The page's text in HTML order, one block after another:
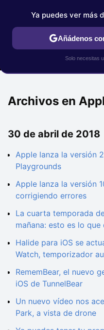
MENÚ
TUTORIALES
Archivos en
30 de abril de 2018
Apple lanza la versión
Playgrounds
Apple lanza la versión
corrigiendo errores
La cuarta temporada
mañana: esto es lo que
Halide para iOS se
Watch, temporizador
RememBear, el nuevo
iOS de TunnelBear
Un nuevo vídeo nos
Park, a vista de drone
Ya puedes ver más
Añádenos
Solo necesitas